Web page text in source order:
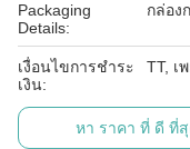
Packaging
Details:
กล่อง
เงื่อนไขการชำระ
เงิน:
TT, เ
หา ราคา ที่ ดี ที่